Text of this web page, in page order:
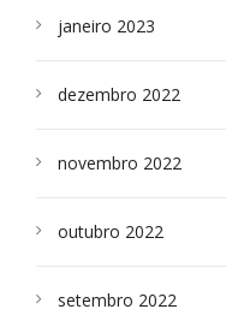
janeiro 2023
dezembro 2022
novembro 2022
outubro 2022
setembro 2022